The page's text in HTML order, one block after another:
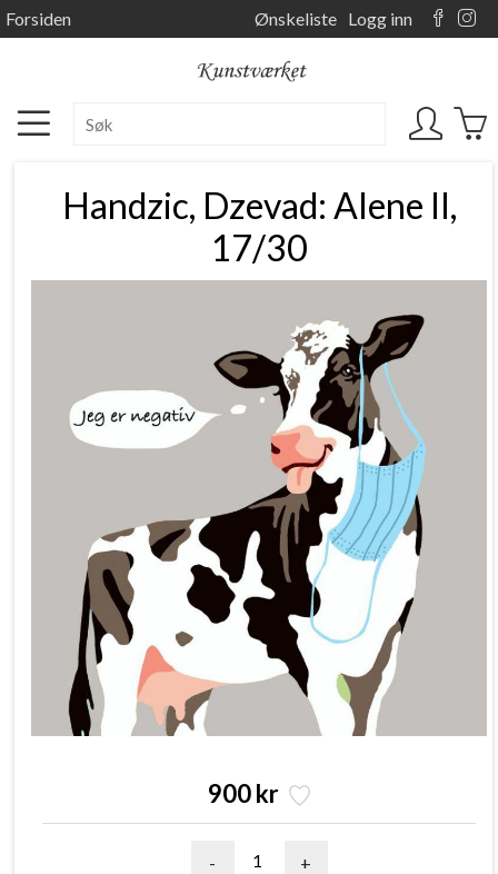
Forsiden Ønskeliste Logg inn
Handzic, Dzevad: Alene II,
17/30
900 kr
- +